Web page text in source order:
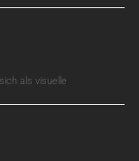
als visuelle